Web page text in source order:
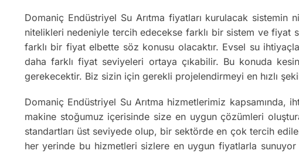
Domaniç Endüstriyel Su Arıtma fiyatları kurulacak
nitelikleri nedeniyle tercih edecekse farklı bir sistem ve fiyat
farklı bir fiyat elbette söz konusu olacaktır. Evsel su
daha farklı fiyat seviyeleri ortaya çıkabilir. Bu konuda
gerekecektir. Biz sizin için gerekli projelendirmeyi en hızlı
Domaniç Endüstriyel Su Arıtma hizmetlerimiz kapsamında,
makine stoğumuz içerisinde size en uygun çözümleri
standartları üst seviyede olup, bir sektörde en çok tercih
her yerinde bu hizmetleri sizlere en uygun fiyatlarla